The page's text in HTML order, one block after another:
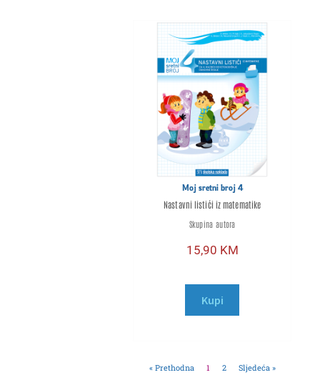
Moj sretni broj 4
Nastavni listići iz matematike
Skupina autora
15,90 KM
Kupi
« Prethodna 1 2 Sljedeća »